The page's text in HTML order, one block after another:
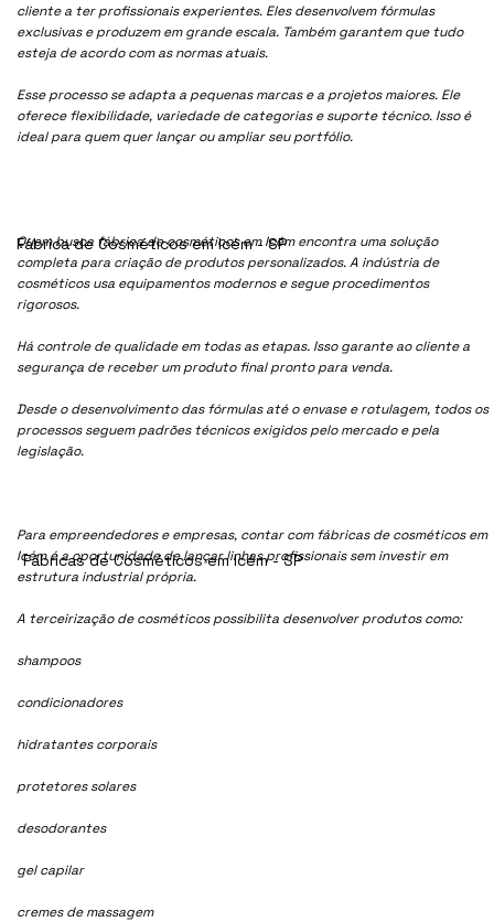
cliente a ter profissionais experientes. Eles desenvolvem fórmulas
exclusivas e produzem em grande escala. Também garantem que tudo
esteja de acordo com as normas atuais.
Esse processo se adapta a pequenas marcas e a projetos maiores. Ele
oferece flexibilidade, variedade de categorias e suporte técnico. Isso é
ideal para quem quer lançar ou ampliar seu portfólio.
Quem busca fábrica de cosméticos em Icém encontra uma solução
completa para criação de produtos personalizados. A indústria de
cosméticos usa equipamentos modernos e segue procedimentos
rigorosos.
Há controle de qualidade em todas as etapas. Isso garante ao cliente a
segurança de receber um produto final pronto para venda.
Desde o desenvolvimento das fórmulas até o envase e rotulagem, todos os
processos seguem padrões técnicos exigidos pelo mercado e pela
legislação.
Para empreendedores e empresas, contar com fábricas de cosméticos em
Icém é a oportunidade de lançar linhas profissionais sem investir em
estrutura industrial própria.
A terceirização de cosméticos possibilita desenvolver produtos como:
shampoos
condicionadores
hidratantes corporais
protetores solares
desodorantes
gel capilar
cremes de massagem
Fábrica de Cosméticos em Icém - SP
Fábricas de Cosméticos em Icém - SP